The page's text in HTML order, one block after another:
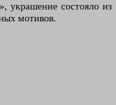
украшение состояло из
мотивов.